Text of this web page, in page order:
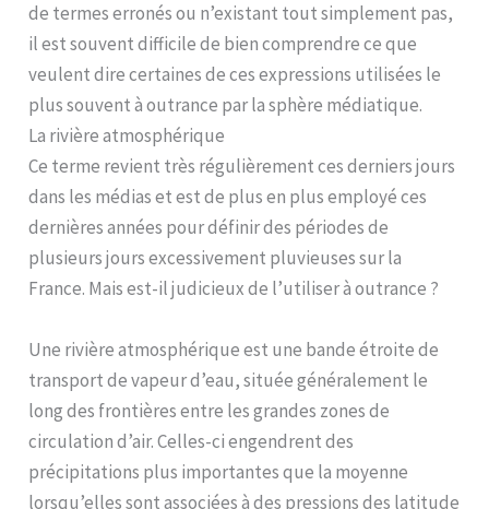
de termes erronés ou n’existant tout simplement pas,
il est souvent difficile de bien comprendre ce que
veulent dire certaines de ces expressions utilisées le
plus souvent à outrance par la sphère médiatique.
La rivière atmosphérique
Ce terme revient très régulièrement ces derniers jours
dans les médias et est de plus en plus employé ces
dernières années pour définir des périodes de
plusieurs jours excessivement pluvieuses sur la
France. Mais est-il judicieux de l’utiliser à outrance ?
Une rivière atmosphérique est une bande étroite de
transport de vapeur d’eau, située généralement le
long des frontières entre les grandes zones de
circulation d’air. Celles-ci engendrent des
précipitations plus importantes que la moyenne
lorsqu’elles sont associées à des pressions des latitude